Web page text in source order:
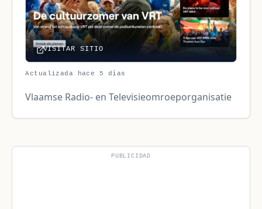
VISITAR SITIO
Actualizada hace 5 días
Vlaamse Radio- en Televisieomroeporganisatie
PUBLICIDAD